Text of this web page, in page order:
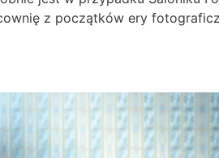
z początków ery